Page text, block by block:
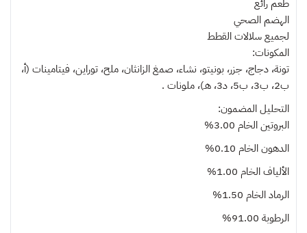
طعم رائع
الهضم الصحي
لجميع سلالات القطط
المكونات:
تونة، دجاج، جزر، بونيتو، نشاء، صمغ الزانثان، ملح، توراين، فيتامينات (أ،
ب2، ب3، ب5، د3، هـ)، ملونات .
التحليل المضمون:
البروتين الخام 3.00%
الدهون الخام 0.10%
الألياف الخام 1.00%
الرماد الخام 1.50%
الرطوبة 91.00%